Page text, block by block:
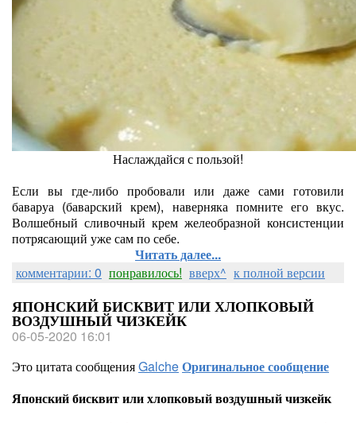
Наслаждайся с пользой!
Если вы где-либо пробовали или даже сами готовили
баваруа (баварский крем), наверняка помните его вкус.
Волшебный сливочный крем желеобразной консистенции
потрясающий уже сам по себе.
Читать далее...
комментарии: 0 понравилось! вверх^ к полной версии
ЯПОНСКИЙ БИСКВИТ ИЛИ ХЛОПКОВЫЙ
ВОЗДУШНЫЙ ЧИЗКЕЙК
06-05-2020 16:01
Это цитата сообщенияGalcheОригинальное сообщение
Японский бисквит или хлопковый воздушный чизкейк